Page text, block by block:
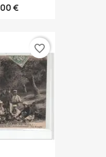
€
favorite_border